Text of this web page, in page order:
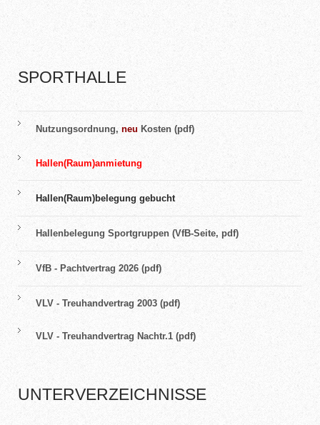
SPORTHALLE
Nutzungsordnung, neu Kosten (pdf)
Hallen(Raum)anmietung
Hallen(Raum)belegung gebucht
Hallenbelegung Sportgruppen (VfB-Seite, pdf)
VfB - Pachtvertrag 2026 (pdf)
VLV - Treuhandvertrag 2003 (pdf)
VLV - Treuhandvertrag Nachtr.1 (pdf)
UNTERVERZEICHNISSE